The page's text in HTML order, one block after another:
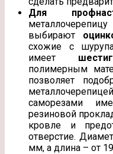
Для
выбирают
схожие с
имеет
полимерным
позволяет
саморезами
резиновой
кровле и
отверстие.
мм, а длина – от